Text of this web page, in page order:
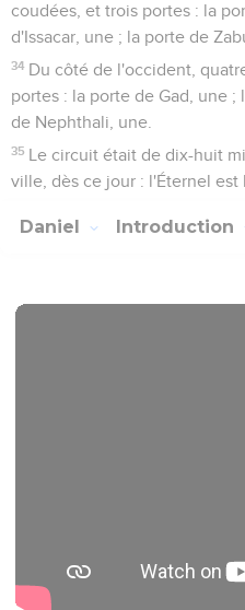
coudées, et trois portes : la
d'Issacar, une ; la porte de
34 Du côté de l'occident,
portes : la porte de Gad, une
de Nephthali, une.
35 Le circuit était de dix-huit
ville, dès ce jour : l'Éternel est
Daniel Introduction